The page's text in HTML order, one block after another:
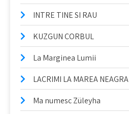
INTRE TINE SI RAU
KUZGUN CORBUL
La Marginea Lumii
LACRIMI LA MAREA NEAGRA
Ma numesc Züleyha